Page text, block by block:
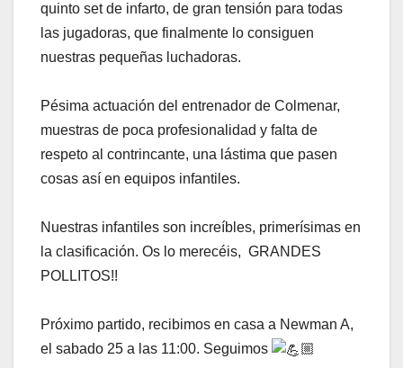
quinto set de infarto, de gran tensión para todas
las jugadoras, que finalmente lo consiguen
nuestras pequeñas luchadoras.
Pésima actuación del entrenador de Colmenar,
muestras de poca profesionalidad y falta de
respeto al contrincante, una lástima que pasen
cosas así en equipos infantiles.
Nuestras infantiles son increíbles, primerísimas en
la clasificación. Os lo merecéis, GRANDES
POLLITOS!!
Próximo partido, recibimos en casa a Newman A,
el sabado 25 a las 11:00. Seguimos
🏼